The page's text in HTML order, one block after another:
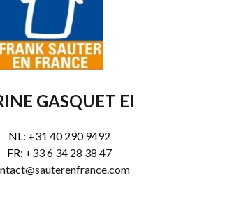
GASQUET EI
NL: +31 40 290 9492
FR: +33 6 34 28 38 47